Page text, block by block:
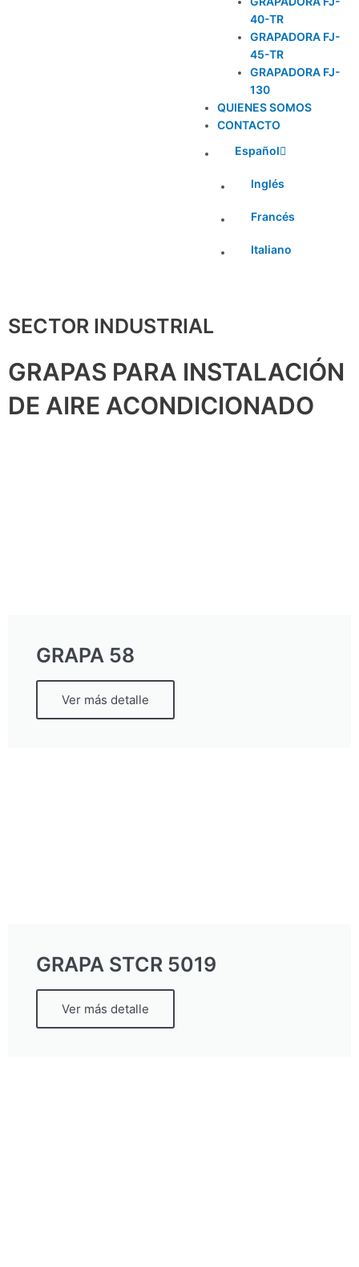
40-TR
GRAPADORA FJ-
45-TR
GRAPADORA FJ-
130
QUIENES SOMOS
CONTACTO
Español
Inglés
Francés
Italiano
SECTOR INDUSTRIAL
GRAPAS PARA INSTALACIÓN
DE AIRE ACONDICIONADO
GRAPA 58
Ver más detalle
GRAPA STCR 5019
Ver más detalle